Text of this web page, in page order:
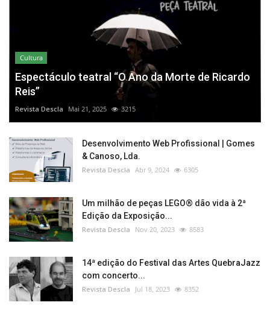
Cultura
Espectáculo teatral “O Ano da Morte de Ricardo
Reis”
Revista Descla Mai 21, 2025 3215
Desenvolvimento Web Profissional | Gomes
& Canoso, Lda.
Revista Descla Abr 9, 2024 6305
Um milhão de peças LEGO® dão vida à 2ª
Edição da Exposição...
Revista Descla Nov 20, 2023 8583
14ª edição do Festival das Artes QuebraJazz
com concerto...
Revista Descla Jul 18, 2023 8352